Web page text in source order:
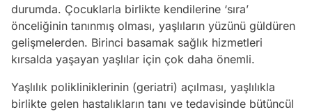
durumda. Çocuklarla birlikte kendilerine ‘sıra’
önceliğinin tanınmış olması, yaşlıların yüzünü güldüren
gelişmelerden. Birinci basamak sağlık hizmetleri
kırsalda yaşayan yaşlılar için çok daha önemli.
Yaşlılık polikliniklerinin (geriatri) açılması, yaşlılıkla
birlikte gelen hastalıkların tanı ve tedavisinde bütüncül